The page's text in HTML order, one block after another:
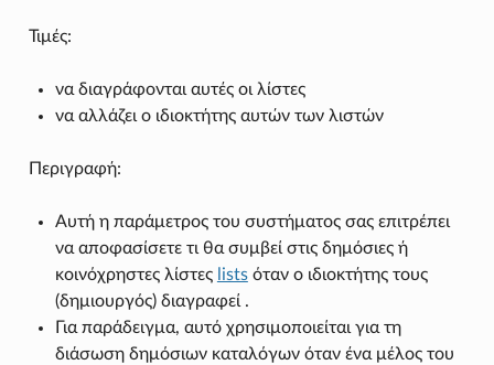
Τιμές:
να διαγράφονται αυτές οι λίστες
να αλλάζει ο ιδιοκτήτης αυτών των λιστών
Περιγραφή:
Αυτή η παράμετρος του συστήματος σας επιτρέπει
να αποφασίσετε τι θα συμβεί στις δημόσιες ή
κοινόχρηστες λίστες listsόταν ο ιδιοκτήτης τους
(δημιουργός) διαγραφεί .
Για παράδειγμα, αυτό χρησιμοποιείται για τη
διάσωση δημόσιων καταλόγων όταν ένα μέλος του